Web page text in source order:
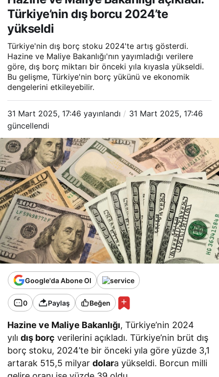
2024’te yükseldi
Türkiye’nin dış borcu 2024’te
yükseldi
Türkiye'nin dış borç stoku 2024'te artış gösterdi.
Hazine ve Maliye Bakanlığı'nın yayımladığı verilere
göre, dış borç miktarı bir önceki yıla kıyasla yükseldi.
Bu gelişme, Türkiye'nin borç yükünü ve ekonomik
dengelerini etkileyebilir.
31 Mart 2025, 17:46 yayınlandı
31 Mart 2025, 17:46
güncellendi
Google'da Abone Ol
0 Paylaş Beğen
Hazine ve Maliye Bakanlığı, Türkiye’nin 2024
yılıdış borç verilerini açıkladı. Türkiye’nin brüt dış
borç stoku, 2024’te bir önceki yıla göre yüzde 3,1
artarak 515,5 milyardolara yükseldi. Borcun milli